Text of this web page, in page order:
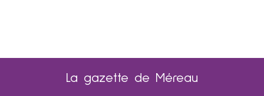
La gazette de Méreau